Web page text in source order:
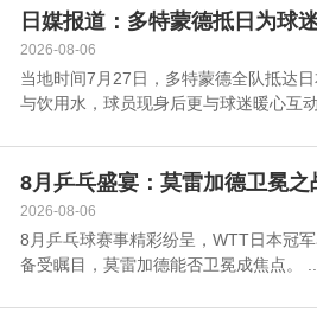
日媒报道：多特蒙德抵日为球
2026-08-06
当地时间7月27日，多特蒙德全队抵达
与饮用水，球员现身后更与球迷暖心互
8月乒乓盛宴：莫雷加德卫冕
2026-08-06
8月乒乓球赛事精彩纷呈，WTT日本冠
备受瞩目，莫雷加德能否卫冕成焦点。 ...